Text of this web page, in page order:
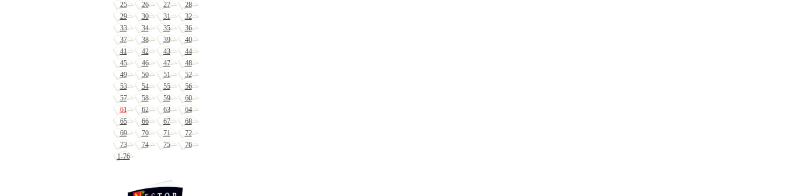
25
26 27
28
29
30 31
32
33
34 35
36
37
38 39
40
41
42 43
44
45
46 47
48
49
50 51
52
53
54 55
56
57
58 59
60
61
62 63
64
65
66 67
68
69
70 71
72
73
74 75
76
1-76